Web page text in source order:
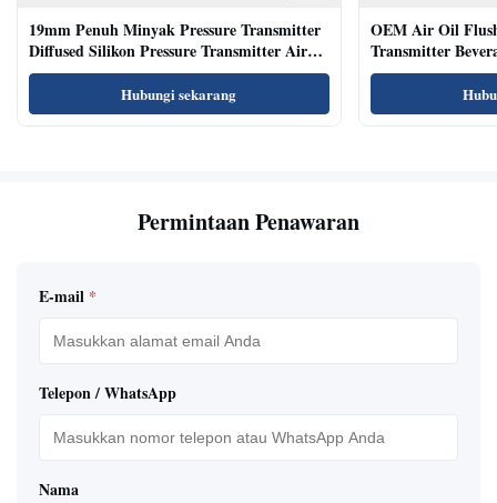
19mm Penuh Minyak Pressure Transmitter
Diffused Silikon Pressure Transmitter Air
Oil Test
Hubungi sekarang
OEM Air Oil
Transmitter
Sensor
Permintaan Penawaran
E-mail *
Telepon / WhatsApp
Nama